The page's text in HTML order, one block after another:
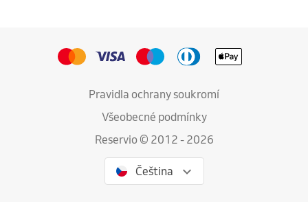
Pravidla ochrany soukromí
Všeobecné podmínky
Reservio © 2012 - 2026
Čeština